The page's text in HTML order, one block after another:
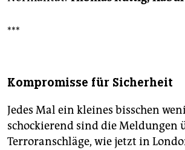
***
Kompromisse für Sicherheit
Jedes Mal ein kleines bisschen
schockierend sind die Meldungen
Terroranschläge, wie jetzt in